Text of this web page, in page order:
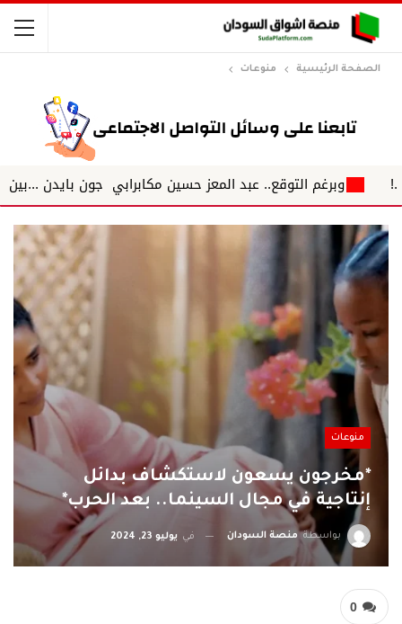
الصفحة الرئيسية منوعات
التوقع.. عبد المعز حسين مكابرابي جون بايدن ...بين العصيان
منوعات
*مخرجون يسعون لاستكشاف بدائل
إنتاجية في مجال السينما.. بعد الحرب*
بواسطة منصة السودان في يوليو 23, 2024
0